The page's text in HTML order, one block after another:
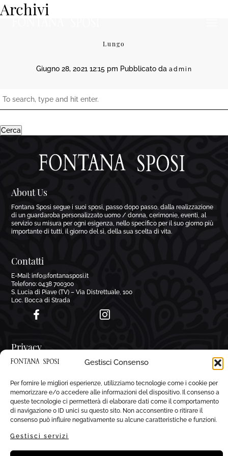
Gestisci Consenso
Per fornire le migliori esperienze, utilizziamo tecnologie come i cookie per
memorizzare e/o accedere alle informazioni del dispositivo. Il consenso a
queste tecnologie ci permetterà di elaborare dati come il comportamento
di navigazione o ID unici su questo sito. Non acconsentire o ritirare il
consenso può influire negativamente su alcune caratteristiche e funzioni.
Gestisci servizi
Archivi
Lungo
Giugno 28, 2021 12:15 pm Pubblicato da admin
Cerca
About Us
Fontana Sposi segue i suoi sposi, passo dopo passo, dalla realizzazione
di un guardaroba personalizzato uomo / donna, cerimonie, eventi, al
servizio su misura per ogni esigenza, nello specifico per il suo giorno più
importante di tutti, il giorno del sì, della sua scelta di vita.
Contatti
E-Mail:info@fontanasposi.it
Telefono:0438 700300
S. Lucia di Piave (TV) – Via Distrettuale, 100
Loc. Bocca di Strada
Privacy
Dichiarazione sulla Privacy (UE)
Imprint
Orari